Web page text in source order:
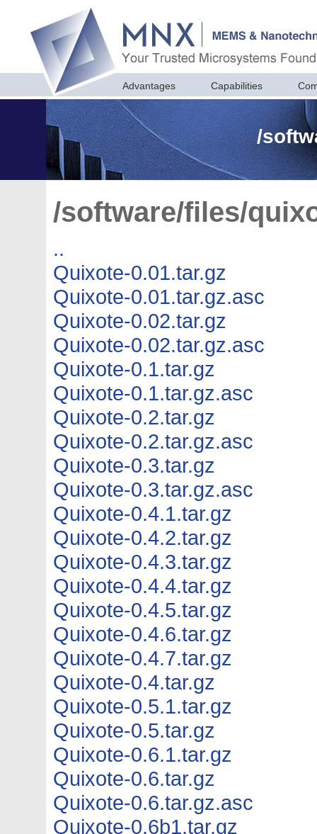
Advantages Capabilities
/
/software/files/
..
Quixote-0.01.tar.gz
Quixote-0.01.tar.gz.asc
Quixote-0.02.tar.gz
Quixote-0.02.tar.gz.asc
Quixote-0.1.tar.gz
Quixote-0.1.tar.gz.asc
Quixote-0.2.tar.gz
Quixote-0.2.tar.gz.asc
Quixote-0.3.tar.gz
Quixote-0.3.tar.gz.asc
Quixote-0.4.1.tar.gz
Quixote-0.4.2.tar.gz
Quixote-0.4.3.tar.gz
Quixote-0.4.4.tar.gz
Quixote-0.4.5.tar.gz
Quixote-0.4.6.tar.gz
Quixote-0.4.7.tar.gz
Quixote-0.4.tar.gz
Quixote-0.5.1.tar.gz
Quixote-0.5.tar.gz
Quixote-0.6.1.tar.gz
Quixote-0.6.tar.gz
Quixote-0.6.tar.gz.asc
Quixote-0.6b1.tar.gz